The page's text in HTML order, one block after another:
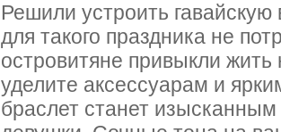
Решили устроить
для такого праздника не
островитяне привыкли
уделите аксессуарам и
браслет станет